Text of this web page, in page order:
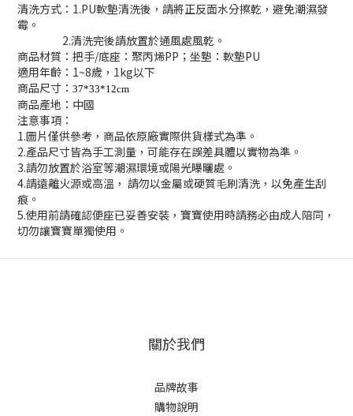
清洗方式：1.PU軟墊清洗後，請將正反面水分擦乾，避免潮濕發
霉。
2.清洗完後請放置於通風處風乾。
商品材質：把手/底座：聚丙烯PP；坐墊：軟墊PU
適用年齡：1~8歲，1kg以下
商品尺寸： 37*33*12cm
商品產地：中國
注意事項：
1.圖片僅供參考，商品依原廠實際供貨樣式為準。
2.產品尺寸皆為手工測量，可能存在誤差具體以實物為準。
3.請勿放置於浴室等潮濕環境或陽光曝曬處。
4.請遠離火源或高溫， 請勿以金屬或硬質毛刷清洗，以免產生刮
痕。
5.使用前請確認便座已妥善安裝，寶寶使用時請務必由成人陪同，
切勿讓寶寶單獨使用。
關於我們
品牌故事
購物說明